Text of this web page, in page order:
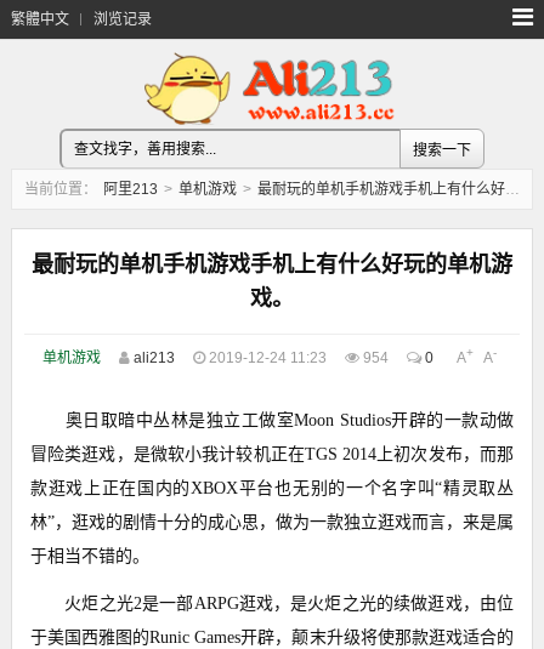
繁體中文 浏览记录
当前位置： 阿里213 > 单机游戏 > 最耐玩的单机手机游戏手机上有什么好玩的单机游戏。
最耐玩的单机手机游戏手机上有什么好玩的单机游
戏。
单机游戏 ali213 2019-12-24 11:23 954 0 A+ A-
奥日取暗中丛林是独立工做室Moon Studios开辟的一款动做
冒险类逛戏，是微软小我计较机正在TGS 2014上初次发布，而那
款逛戏上正在国内的XBOX平台也无别的一个名字叫“精灵取丛
林”，逛戏的剧情十分的成心思，做为一款独立逛戏而言，来是属
于相当不错的。
火炬之光2是一部ARPG逛戏，是火炬之光的续做逛戏，由位
于美国西雅图的Runic Games开辟，颠末升级将使那款逛戏适合的